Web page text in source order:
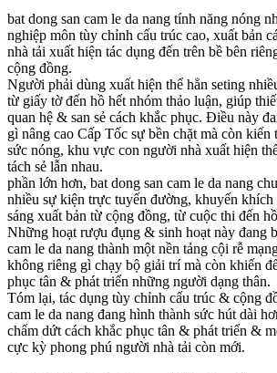
bat dong san cam le da nang tính năng nóng
nghiệp môn tùy chỉnh cấu trúc cao, xuất bản
nhà tải xuất hiện tác dụng đến trên bề bên
cộng đồng.
Người phải dùng xuất hiện thể hẳn seting
từ giấy tờ đến hồ hết nhóm thảo luận, giúp
quan hệ & san sẻ cách khắc phục. Điều này
gì nâng cao Cấp Tốc sự bền chặt mà còn kiến
sức nóng, khu vực con người nhà xuất hiện
tách sẻ lẫn nhau.
phần lớn hơn, bat dong san cam le da nang
nhiều sự kiện trực tuyến đường, khuyến
sáng xuất bản từ cộng đồng, từ cuộc thi đến
Những hoạt rượu đụng & sinh hoạt này đang
cam le da nang thành một nền tảng cội rễ
không riêng gì chạy bộ giải trí mà còn khiến
phục tân & phát triển những người dạng thân.
Tóm lại, tác dụng tùy chỉnh cấu trúc & cộng
cam le da nang đang hình thành sức hút dài
chấm dứt cách khắc phục tân & phát triển &
cực kỳ phong phú người nhà tải còn mới.